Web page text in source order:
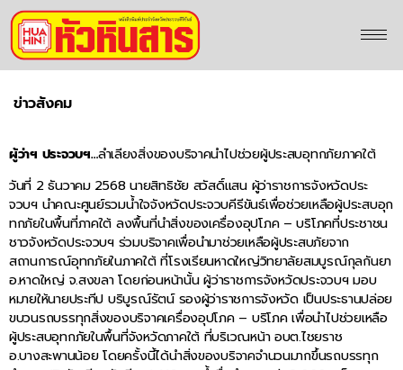
ข่าวสังคม
ผู้ว่าฯ ประจวบฯ…ลำเลียงสิ่งของบริจาคนำไปช่วยผู้ประสบอุทกภัยภาคใต้
วันที่ 2 ธันวาคม 2568 นายสิทธิชัย สวัสดิ์แสน ผู้ว่าราชการจังหวัดประ
จวบฯ นำคณะศูนย์รวมน้ำใจจังหวัดประจวบคีรีขันธ์เพื่อช่วยเหลือผู้ประสบอุก
ทกภัยในพื้นที่ภาคใต้ ลงพื้นที่นำสิ่งของเครื่องอุปโภค – บริโภคที่ประชาชน
ชาวจังหวัดประจวบฯ ร่วมบริจาคเพื่อนำมาช่วยเหลือผู้ประสบภัยจาก
สถานการณ์อุทกภัยในภาคใต้ ที่โรงเรียนหาดใหญ่วิทยาลัยสมบูรณ์กุลกันยา
อ.หาดใหญ่ จ.สงขลา โดยก่อนหน้านั้น ผู้ว่าราชการจังหวัดประจวบฯ มอบ
หมายให้นายประทีป บริบูรณ์รัตน์ รองผู้ว่าราชการจังหวัด เป็นประธานปล่อย
ขบวนรถบรรทุกสิ่งของบริจาคเครื่องอุปโภค – บริโภค เพื่อนำไปช่วยเหลือ
ผู้ประสบอุทกภัยในพื้นที่จังหวัดภาคใต้ ที่บริเวณหน้า อบต.ไชยราช
อ.บางสะพานน้อย โดยครั้งนี้ได้นำสิ่งของบริจาคจำนวนมากขึ้นรถบรรทุก